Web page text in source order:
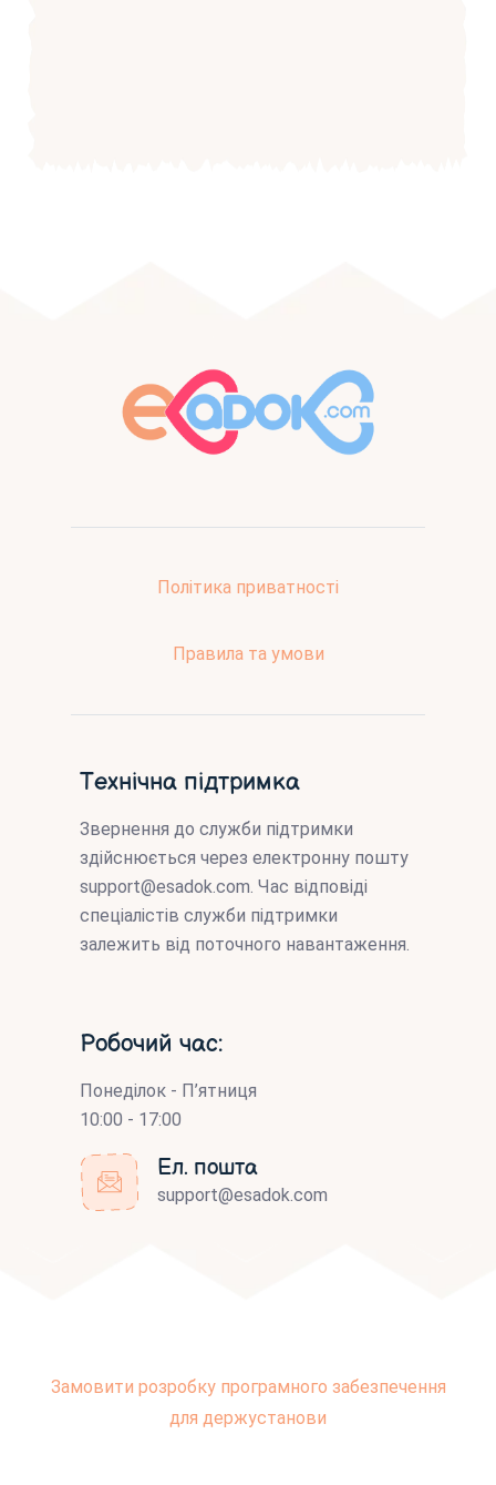
Політика приватності
Правила та умови
Технічна підтримка
Звернення до служби підтримки
здійснюється через електронну пошту
support@esadok.com. Час відповіді
спеціалістів служби підтримки
залежить від поточного навантаження.
Робочий час:
Понеділок - П’ятниця
10:00 - 17:00
Ел. пошта
support@esadok.com
Замовити розробку програмного забезпечення
для держустанови